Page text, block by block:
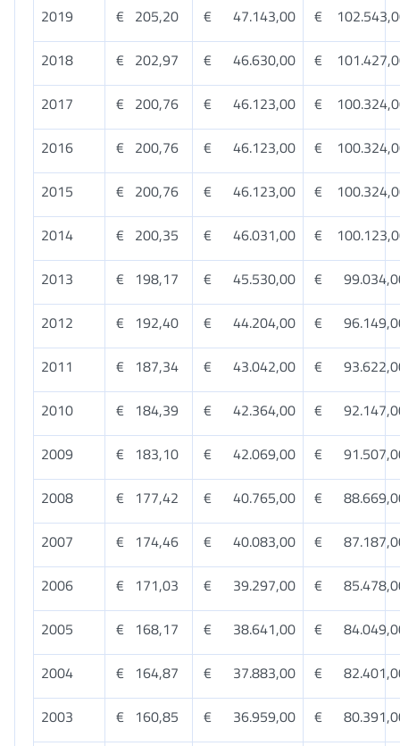
2019 € 205,20 € 47.143,00 €
2018 € 202,97 € 46.630,00 €
2017 € 200,76 € 46.123,00 €
2016 € 200,76 € 46.123,00 €
2015 € 200,76 € 46.123,00 €
2014 € 200,35 € 46.031,00 €
2013 € 198,17 € 45.530,00 €
2012 € 192,40 € 44.204,00 €
2011 € 187,34 € 43.042,00 €
2010 € 184,39 € 42.364,00 €
2009 € 183,10 € 42.069,00 €
2008 € 177,42 € 40.765,00 €
2007 € 174,46 € 40.083,00 €
2006 € 171,03 € 39.297,00 €
2005 € 168,17 € 38.641,00 €
2004 € 164,87 € 37.883,00 €
2003 € 160,85 € 36.959,00 €